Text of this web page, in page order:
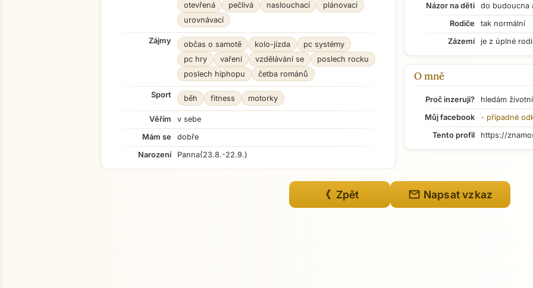
Přejít na hlavní obsah
otevřená
pečlivá naslouchací
plánovací
urovnávací
Zájmy občas o samotě kolo-jízda
pc systémy
pc hry
vaření vzdělávání se
poslech rocku
poslech hiphopu
četba románů
Sport běh fitness motorky
Věřím
v sebe
Mám se
dobře
Narození
Panna(23.8.-22.9.)
Názor na děti
do budoucna
Rodiče
tak normální
Zázemí
je z úplné
O mně
Proč inzeruji?
hledám
Můj facebook
- případné
Tento profil
https://
《 Zpět mail Napsat vzkaz